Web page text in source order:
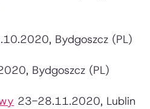
Bydgoszcz (PL)
Bydgoszcz (PL)
23-28.11.2020, Lublin